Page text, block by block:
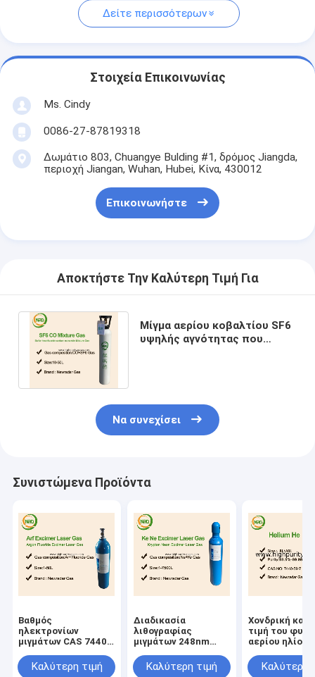
Δείτε περισσότερων
Στοιχεία Επικοινωνίας
Ms. Cindy
0086-27-87819318
Δωμάτιο 803, Chuangye Bulding #1, δρόμος Jiangda,
περιοχή Jiangan, Wuhan, Hubei, Κίνα, 430012
Επικοινωνήστε
Αποκτήστε Την Καλύτερη Τιμή Για
Μίγμα αερίου κοβαλτίου SF6
υψηλής αγνότητας που
Να συνεχίσει
Συνιστώμενα Προϊόντα
Βαθμός
ηλεκτρονίων
μιγμάτων CAS 7440-
ειδικότητας νέου
αργού
Καλύτερη τιμή
Διαδικασία
λιθογραφίας
μιγμάτων 248nm
νέου κρυπτού
Καλύτερη τιμή
Χονδρική
τιμή του
αερίου ηλίου
Καλύτερη